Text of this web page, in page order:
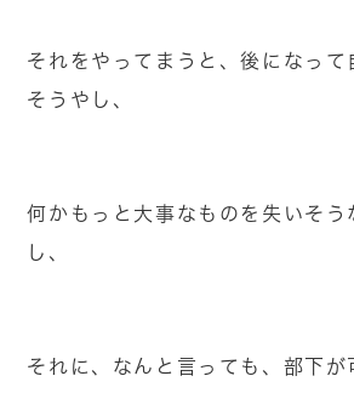
それをやってまうと、後になって
そうやし、
何かもっと大事なものを失いそう
し、
それに、なんと言っても、部下が